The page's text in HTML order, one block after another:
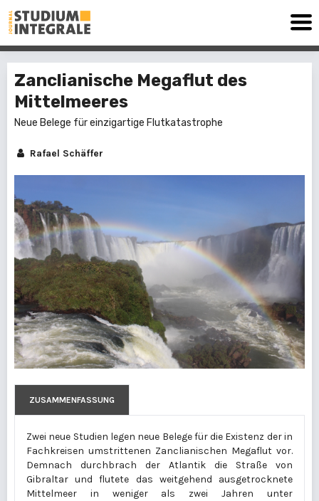
Zanclianische Megaflut des
Mittelmeeres
Neue Belege für einzigartige Flutkatastrophe
Rafael Schäffer
ZUSAMMENFASSUNG
Zwei neue Studien legen neue Belege für die Existenz der in
Fachkreisen umstrittenen Zanclianischen Megaflut vor.
Demnach durchbrach der Atlantik die Straße von
Gibraltar und flutete das weitgehend ausgetrocknete
Mittelmeer in weniger als zwei Jahren unter